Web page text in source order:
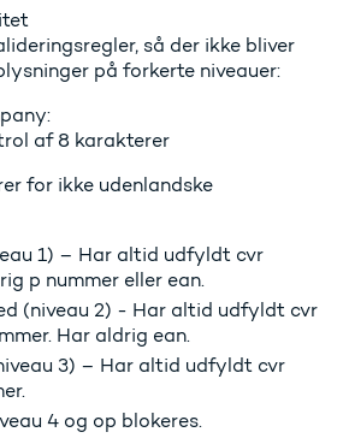
så der ikke bliver
på forkerte niveauer:
af 8 karakterer
for ikke udenlandske
1) – Har altid udfyldt cvr
p nummer eller ean.
(niveau 2) - Har altid udfyldt cvr
Har aldrig ean.
3) – Har altid udfyldt cvr
4 og op blokeres.